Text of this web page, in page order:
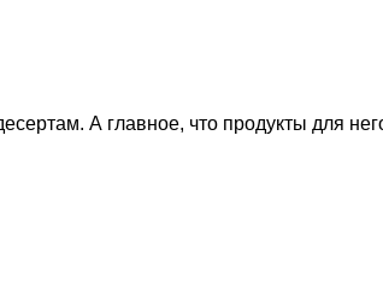
А главное, что продукты для